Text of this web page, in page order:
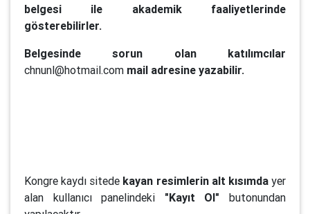
belgesi ile akademik faaliyetlerinde
gösterebilirler.
Belgesinde sorun olan katılımcılar
chnunl@hotmail.com mail adresine yazabilir.
Kongre kaydı sitede kayan resimlerin alt kısımdayer
alan kullanıcı panelindeki "Kayıt Ol"
butonundan